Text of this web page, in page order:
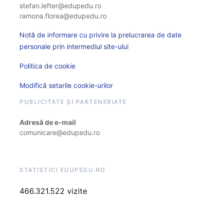
stefan.lefter@edupedu.ro
ramona.florea@edupedu.ro
Notă de informare cu privire la prelucrarea de date
personale prin intermediul site-ului
Politica de cookie
Modifică setarile cookie-urilor
PUBLICITATE ȘI PARTENERIATE
Adresă de e-mail
comunicare@edupedu.ro
STATISTICI EDUPEDU.RO
466.321.522 vizite